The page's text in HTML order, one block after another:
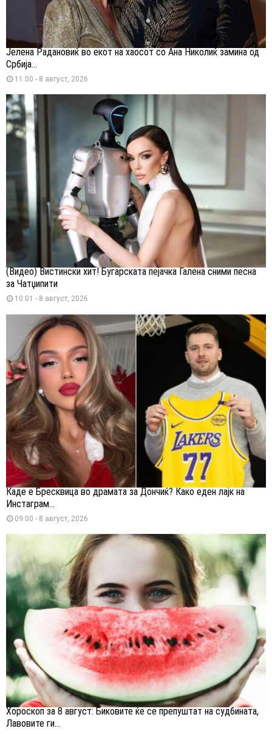
Јелена Радановиќ во екот на хаосот со Ана Николиќ замина од
Србија...
11:00 - 8 август, 2026
(Видео) Вистински хит! Бугарската пејачка Галена сними песна
за Чатџипити
10:01 - 8 август, 2026
Каде е Бресквица во драмата за Дончиќ? Како еден лајк на
Инстаграм...
09:00 - 8 август, 2026
Хороскоп за 8 август: Биковите ќе се препуштат на судбината,
Лавовите ги...